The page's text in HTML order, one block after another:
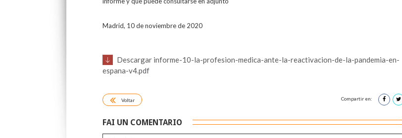
Madrid, 10 de noviembre de 2020
Descargar informe-10-la-profesion-medica-ante-la-reactivacion-de-la-pandemia-en-
espana-v4.pdf
Voltar Compartir en:
FAI UN COMENTARIO